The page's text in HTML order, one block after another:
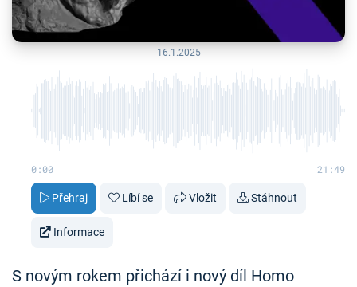
16.1.2025
0:00 21:49
Přehraj Líbí se Vložit Stáhnout
Informace
S novým rokem přichází i nový díl Homo